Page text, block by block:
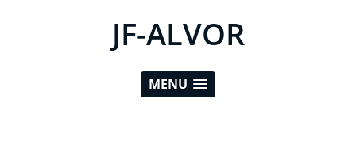
JF-ALVOR
MENU